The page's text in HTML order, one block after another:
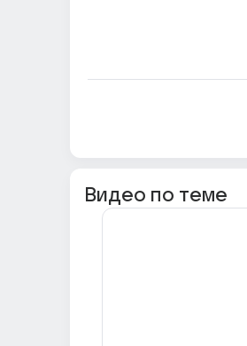
Видео по теме